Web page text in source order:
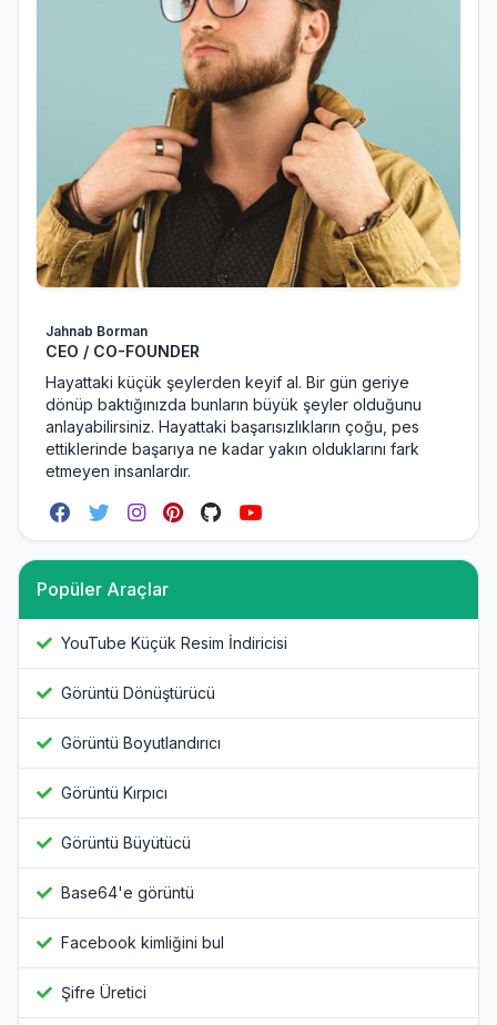
Jahnab Borman
CEO / CO-FOUNDER
Hayattaki küçük şeylerden keyif al. Bir gün geriye
dönüp baktığınızda bunların büyük şeyler olduğunu
anlayabilirsiniz. Hayattaki başarısızlıkların çoğu, pes
ettiklerinde başarıya ne kadar yakın olduklarını fark
etmeyen insanlardır.
Popüler Araçlar
YouTube Küçük Resim İndiricisi
Görüntü Dönüştürücü
Görüntü Boyutlandırıcı
Görüntü Kırpıcı
Görüntü Büyütücü
Base64'e görüntü
Facebook kimliğini bul
Şifre Üretici